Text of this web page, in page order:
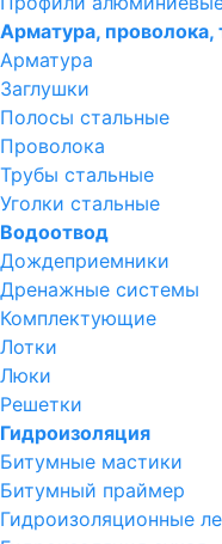
Арматура, проволока,
Арматура
Заглушки
Полосы стальные
Проволока
Трубы стальные
Уголки стальные
Водоотвод
Дождеприемники
Дренажные системы
Комплектующие
Лотки
Люки
Решетки
Гидроизоляция
Битумные мастики
Битумный праймер
Гидроизоляционные